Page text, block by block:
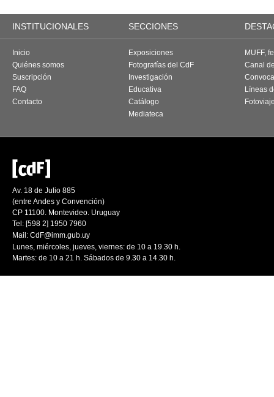
INSTITUCIONALES SECCIONES
Inicio
Quiénes somos
Suscripción
FAQ
Contacto
Exposiciones
Fotografías del CdF
Investigación
Educativa
Catálogo
Mediateca
MUFF,
Canal
Líneas
Av. 18 de Julio 885
(entre Andes y Convención)
CP 11100. Montevideo. Uruguay
Tel: [598 2] 1950 7960
Mail: CdF@imm.gub.uy
Lunes, miércoles, jueves, viernes: de 10 a 19.30 h.
Martes: de 10 a 21 h. Sábados de 9.30 a 14.30 h.